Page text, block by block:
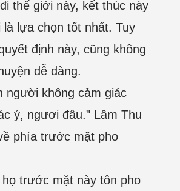
thế giới này, kết thúc này
lựa chọn tốt nhất. Tuy
định này, cũng không
dễ dàng.
người không cảm giác
ý, ngươi đâu." Lâm Thu
phía trước mặt pho
họ trước mặt này tôn pho